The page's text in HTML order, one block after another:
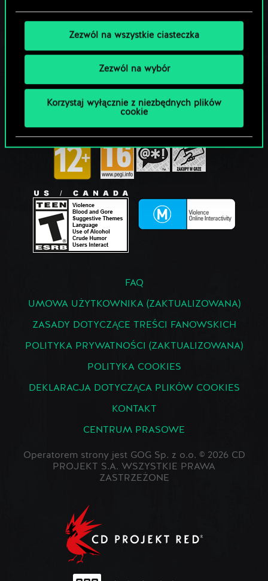
Zezwól na wszystkie ciasteczka
Zezwól na wybór
Korzystaj wyłącznie z niezbędnych plików
cookie
FAQ
UMOWA UŻYTKOWNIKA (ZAKTUALIZOWANA)
ZASADY DOTYCZĄCE TREŚCI FANOWSKICH
POLITYKA PRYWATNOŚCI (ZAKTUALIZOWANA)
POLITYKA COOKIES
DEKLARACJA DOTYCZĄCA PLIKÓW COOKIES
KONTAKT
CENTRUM PRASOWE
Operatorem strony jest GOG Sp. z o.o. © 2026 CD
PROJEKT S.A. WSZYSTKIE PRAWA
ZASTRZEŻONE